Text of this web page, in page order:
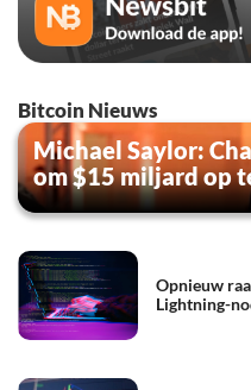
Bitcoin Nieuws
Michael Saylor:
om $15 miljard op
Opnieuw
Lightning-